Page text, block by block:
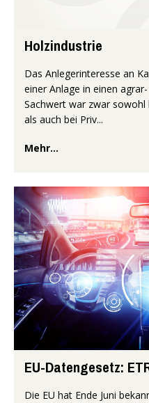
Holzindustrie
Das Anlegerinteresse an
einer Anlage in einen
Sachwert war zwar
als auch bei Priv...
Mehr...
EU-Datengesetz:
Die EU hat Ende Juni